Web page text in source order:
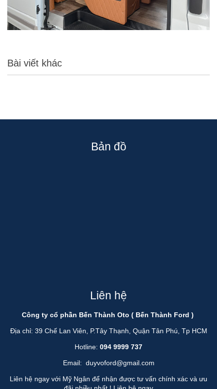
Bài viết khác
Bản đồ
Liên hệ
Công ty cổ phần Bến Thành Oto ( Bến Thành Ford )
Địa chỉ: 39 Chế Lan Viên, P.Tây Thạnh, Quận Tân Phú, Tp HCM
Hotline: 094 9999 737
Email: duyvoford@gmail.com
Liên hệ ngay với Mỹ Ngân để nhận được tư vấn chính xác và ưu